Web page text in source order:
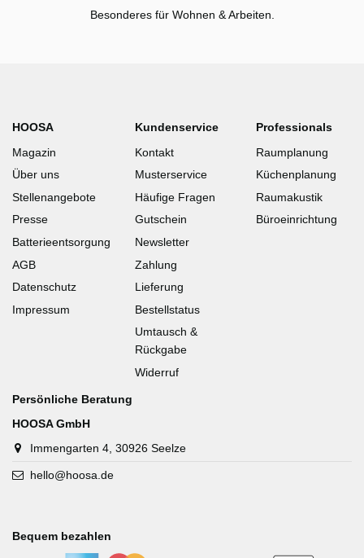
Besonderes für Wohnen & Arbeiten.
HOOSA
Magazin
Über uns
Stellenangebote
Presse
Batterieentsorgung
AGB
Datenschutz
Impressum
Kundenservice
Kontakt
Musterservice
Häufige Fragen
Gutschein
Newsletter
Zahlung
Lieferung
Bestellstatus
Umtausch &
Rückgabe
Widerruf
Professionals
Raumplanung
Küchenplanung
Raumakustik
Büroeinrichtung
Persönliche Beratung
HOOSA GmbH
Immengarten 4, 30926 Seelze
hello@hoosa.de
Bequem bezahlen